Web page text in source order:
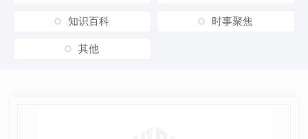
知识百科 时事聚焦
其他